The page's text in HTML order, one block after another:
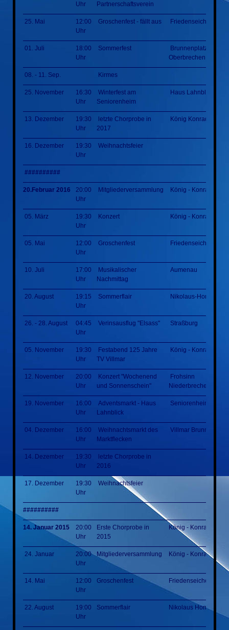
Uhr Partnerschaftsverein
25. Mai
12:00
Uhr
Groschenfest - fällt aus Friedenseiche
01. Juli
18:00
Uhr
Sommerfest
Brunnenplatz
Oberbrechen
08. - 11. Sep. Kirmes
25. November
16:30
Uhr
Winterfest am
Seniorenheim
Haus Lahnblick
13. Dezember
19:30
Uhr
letzte Chorprobe in
2017
König Konrad Halle
16. Dezember
19:30
Uhr
Weihnachtsfeier
##########
20.Februar 2016
20:00
Uhr
Mitgliederversammlung König - Konrad -
05. März
19:30
Uhr
Konzert König - Konrad -
05. Mai
12:00
Uhr
Groschenfest Friedenseiche
10. Juli
17:00
Uhr
Musikalischer
Nachmittag
Aumenau
20. August
19:15
Uhr
Sommerflair Nikolaus-Homm-
26. - 28. August
04:45
Uhr
Verinsausflug "Elsass" Straßburg
05. November
19:30
Uhr
Festabend 125 Jahre
TV Villmar
König - Konrad -
12. November
20:00
Uhr
Konzert "Wochenend
und Sonnenschein"
Frohsinn
Niederbrechen
19. November
16:00
Uhr
Adventsmarkt - Haus
Lahnblick
Seniorenheim
04. Dezember
16:00
Uhr
Weihnachtsmarkt des
Marktflecken
Villmar Brunnenplatz
14. Dezember
19:30
Uhr
letzte Chorprobe in
2016
17. Dezember
19:30
Uhr
Weihnachtsfeier
##########
14. Januar 2015
20:00
Uhr
Erste Chorprobe in
2015
König - Konrad -
24. Januar
20:00
Uhr
Mitgliederversammlung König - Konrad -
14. Mai
12:00
Uhr
Groschenfest Friedenseiche
22. August
19:00
Uhr
Sommerflair Nikolaus Homm Park